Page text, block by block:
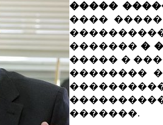
�����
����
��������
����� �
��������
�������.